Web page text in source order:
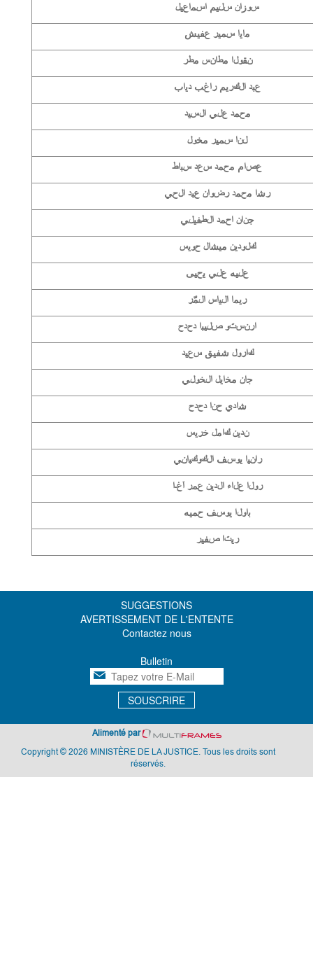
سوزان سليم اسماعيل
مايا سمير عفيش
نقولا مطانس مطر
عبد الكريم راغب دياب
محمد علي السيد
لنا سمير مخول
عصام محمد سعد سباط
رشا محمد رضوان عبد الحي
جنان احمد الطفيلي
كلودين ميشال حويس
عليه علي يحيى
ريما الياس المّر
ارنستو صليبا دحدح
كارول شفيق سعيد
جان مخايل الخولي
شادي حنا دحدح
ندين كامل خريس
رانيا يوسف الكوكباني
رولا علاء الدين عمر آغـا
باولا يوسف حميه
ريتا صفير
SUGGESTIONS
AVERTISSEMENT DE L'ENTENTE
Contactez nous
Bulletin
SOUSCRIRE
Alimenté par
Copyright © 2026 MINISTÈRE DE LA JUSTICE. Tous les droits sont
réservés.